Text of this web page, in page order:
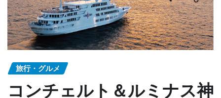
旅行・グルメ
コンチェルト＆ルミナス神